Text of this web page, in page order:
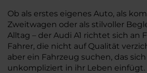
Ob als erstes eigenes Auto, als
Zweitwagen oder als stilvoller
Alltag – der Audi A1 richtet sich an
Fahrer, die nicht auf Qualität
aber ein Fahrzeug suchen, das
unkompliziert in ihr Leben einfügt.